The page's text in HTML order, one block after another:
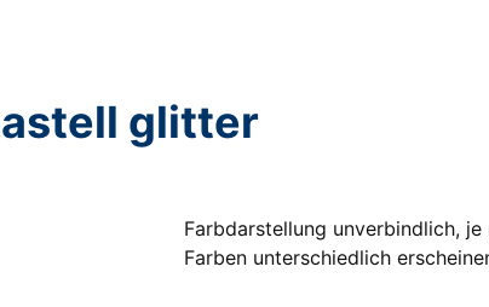
glitter
Farbdarstellung unverbindlich,
Farben unterschiedlich